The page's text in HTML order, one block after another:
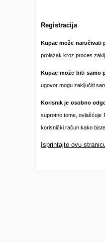
Registracija
Kupac može naručivati
prolazak kroz proces
Kupac može biti samo
ugovor mogu zaključiti
Korisnik je osobno
suprotno tome, ovlašćuje
korisnički račun kako
Isprintajte ovu